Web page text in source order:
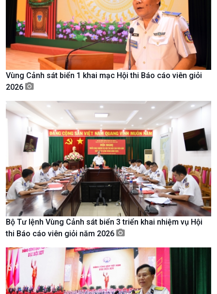
Nam
Xã hội
Tin Đời sống & Xã hội
360 độ Sức khỏe
Chuyển đổi Xanh
Tài nguyên và Môi trường
Chuyên gia của bạn
Xã hội chuyển động
Bước chân đến trường
Khoa học & Công nghệ
Tin Khoa học & Công nghệ
Kết nối công nghệ
Sống chung với biến đổi
khí hậu
Vùng Cảnh sát biển 1 khai mạc Hội thi Báo cáo viên giỏi
2026
Bộ Tư lệnh Vùng Cảnh sát biển 3 triển khai nhiệm vụ Hội
thi Báo cáo viên giỏi năm 2026